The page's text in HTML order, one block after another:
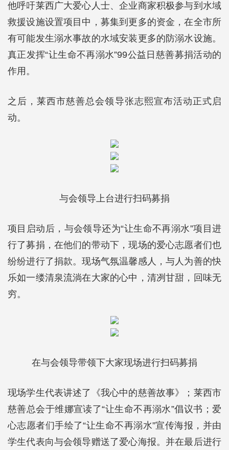
他呼吁莱西广大爱心人士、企业商家积极参与到水域
救援设施设置项目中，募集到更多的资金，在全市所
有可能发生溺水事故的水域安装更多的防溺水设施。
真正发挥“让生命不再溺水”99公益日慈善募捐活动的
作用。
之后，莱西市慈善总会领导张志熙宣布活动正式启
动。
与会领导上台进行扫码募捐
项目启动后，与会领导还为“让生命不再溺水”项目进
行了募捐，在他们的带动下，现场的爱心志愿者们也
纷纷进行了捐款。现场气氛温馨感人，与人为善的快
乐如一缕清泉流淌在大家的心中，清冽甘甜，回味无
穷。
在与会领导带领下大家现场进行扫码募捐
现场学生代表讲述了《我心中的慈善故事》；莱西市
慈善总会于维娜宣读了“让生命不再溺水”倡议书；爱
心志愿者们手绘了“让生命不再溺水”宣传海报，并由
学生代表向与会领导赠送了爱心海报。并在最后进行